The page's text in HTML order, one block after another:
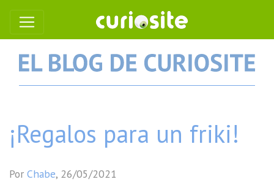
¡Regalos para un friki!
Por Chabe, 26/05/2021